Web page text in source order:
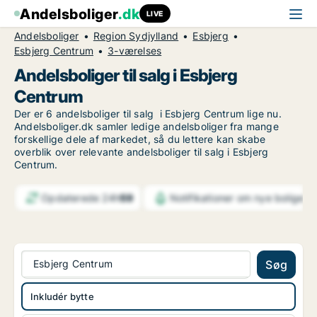
Andelsboliger.dk LIVE
Andelsboliger Region Sydjylland
Esbjerg
Esbjerg Centrum
3-værelses
Andelsboliger til salg i Esbjerg
Centrum
Der er 6 andelsboliger til salg i Esbjerg Centrum lige nu.
Andelsboliger.dk samler ledige andelsboliger fra mange
forskellige dele af markedet, så du lettere kan skabe
overblik over relevante andelsboliger til salg i Esbjerg
Centrum.
Opdaterede 24h59 Notifikationer om nye boliger
Esbjerg Centrum Søg
Inkludér bytte